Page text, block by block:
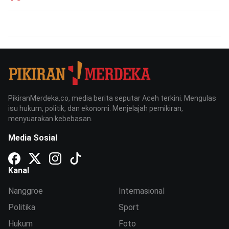
PikiranMerdeka.co, media berita seputar Aceh terkini. Mengulas
isu hukum, politik, dan ekonomi. Menjelajah pemikiran,
menyuarakan kebebasan.
Media Sosial
Kanal
Nanggroe
Politika
Hukum
Internasional
Sport
Foto